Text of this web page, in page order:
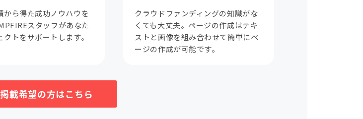
から得た成功ノウハウを
スタッフがあなた
クトをサポートします。
クラウドファンディングの知識がな
くても大丈夫。ページの作成はテキ
ストと画像を組み合わせて簡単にペ
ージの作成が可能です。
掲載希望の方はこちら